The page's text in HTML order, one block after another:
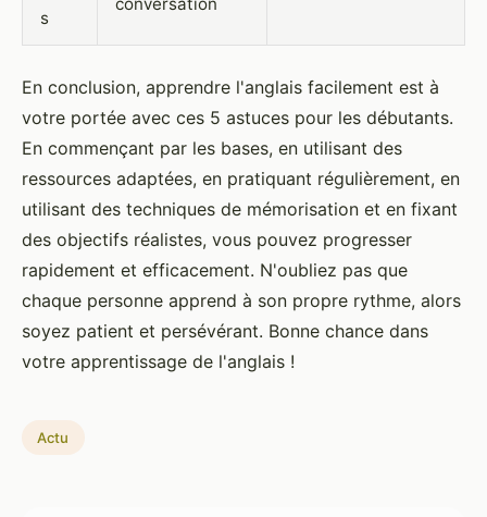
s
En conclusion, apprendre l'anglais facilement est à
votre portée avec ces 5 astuces pour les débutants.
En commençant par les bases, en utilisant des
ressources adaptées, en pratiquant régulièrement, en
utilisant des techniques de mémorisation et en fixant
des objectifs réalistes, vous pouvez progresser
rapidement et efficacement. N'oubliez pas que
chaque personne apprend à son propre rythme, alors
soyez patient et persévérant. Bonne chance dans
votre apprentissage de l'anglais !
Actu